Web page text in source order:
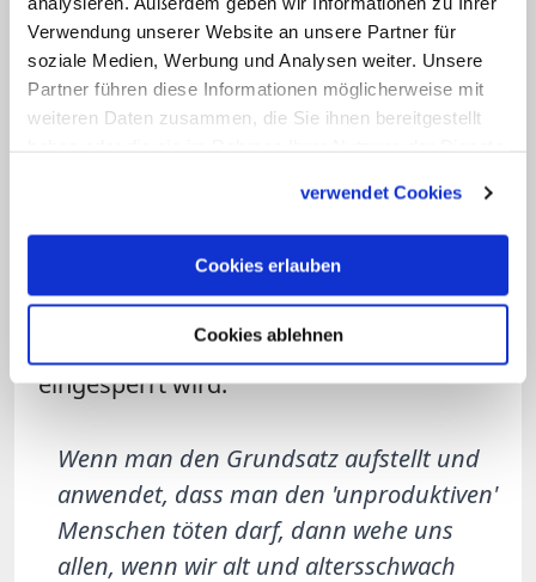
Verwendung unserer Website an unsere Partner für
soziale Medien, Werbung und Analysen weiter. Unsere
Partner führen diese Informationen möglicherweise mit
weiteren Daten zusammen, die Sie ihnen bereitgestellt
verwendet Cookies
Cookies erlauben
Cookies ablehnen
Deutschland und an allen Fronten
verbreitet.
"Der physischen Übermacht der Gestapo
schutzlos und wehrlos gegenüber", hieß
es darin. "Keiner von uns ist sicher, dass
er nicht eines Tages aus seiner Wohnung
geholt, seiner Freiheit beraubt, in Kellern
und Konzentrationslagern der Gestapo
eingesperrt wird."
Wenn man den Grundsatz aufstellt und
anwendet, dass man den 'unproduktiven'
Menschen töten darf, dann wehe uns
allen, wenn wir alt und altersschwach